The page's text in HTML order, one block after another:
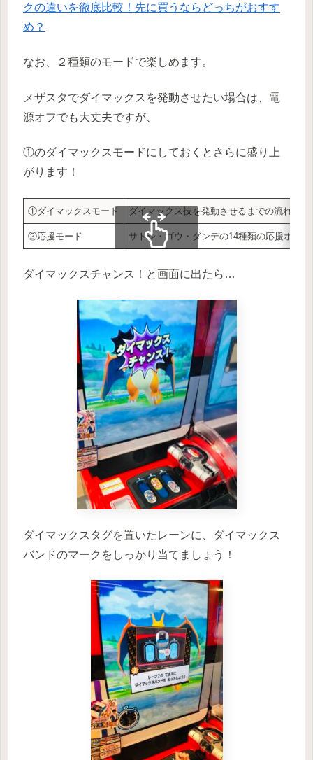
クの違いを徹底比較！先に買うならどっちがおすす
め？
なお、２種類のモードで楽しめます。
メザスタでダイマックスを発動させたい場合は、電
源オフでも大丈夫ですが、
①のダイマックスモードにしておくとさらに盛り上
がります！
①ダイマックスモード ダイマックス技を発動させるまでの流れを体
②応援モード サトシ・ゴウ・ダンデの14種類の応援ボイ
ダイマックスチャンス！と画面に出たら…
ダイマックスタグを置いたレーンに、ダイマックス
バンドのマークをしっかり当てましょう！